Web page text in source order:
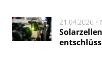
21.04.2026 •